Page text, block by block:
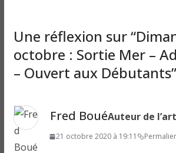
Une réflexion sur “
octobre : Sortie Mer –
– Ouvert aux Débutants”
Fred BouéAuteur de
21 octobre 2020 à 19:11